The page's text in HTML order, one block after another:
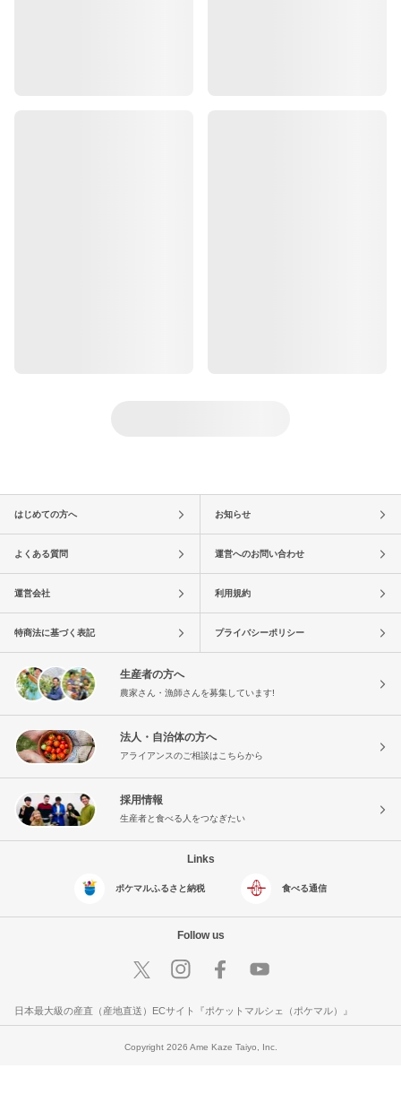
はじめての方へ お知らせ
よくある質問 運営へのお問い合わせ
運営会社 利用規約
特商法に基づく表記 プライバシーポリシー
生産者の方へ
農家さん・漁師さんを募集しています!
法人・自治体の方へ
アライアンスのご相談はこちらから
採用情報
生産者と食べる人をつなぎたい
Links
ポケマルふるさと納税 食べる通信
Follow us
日本最大級の産直（産地直送）ECサイト『ポケットマルシェ（ポケマル）』
Copyright 2026 Ame Kaze Taiyo, Inc.